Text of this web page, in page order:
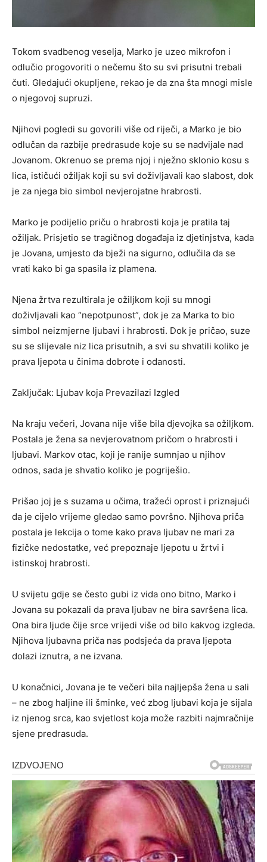
Tokom svadbenog veselja, Marko je uzeo mikrofon i
odlučio progovoriti o nečemu što su svi prisutni trebali
čuti. Gledajući okupljene, rekao je da zna šta mnogi misle
o njegovoj supruzi.
Njihovi pogledi su govorili više od riječi, a Marko je bio
odlučan da razbije predrasude koje su se nadvijale nad
Jovanom. Okrenuo se prema njoj i nježno sklonio kosu s
lica, ističući ožiljak koji su svi doživljavali kao slabost, dok
je za njega bio simbol nevjerojatne hrabrosti.
Marko je podijelio priču o hrabrosti koja je pratila taj
ožiljak. Prisjetio se tragičnog događaja iz djetinjstva, kada
je Jovana, umjesto da bježi na sigurno, odlučila da se
vrati kako bi ga spasila iz plamena.
Njena žrtva rezultirala je ožiljkom koji su mnogi
doživljavali kao “nepotpunost”, dok je za Marka to bio
simbol neizmjerne ljubavi i hrabrosti. Dok je pričao, suze
su se slijevale niz lica prisutnih, a svi su shvatili koliko je
prava ljepota u činima dobrote i odanosti.
Zaključak: Ljubav koja Prevazilazi Izgled
Na kraju večeri, Jovana nije više bila djevojka sa ožiljkom.
Postala je žena sa nevjerovatnom pričom o hrabrosti i
ljubavi. Markov otac, koji je ranije sumnjao u njihov
odnos, sada je shvatio koliko je pogriješio.
Prišao joj je s suzama u očima, tražeći oprost i priznajući
da je cijelo vrijeme gledao samo površno. Njihova priča
postala je lekcija o tome kako prava ljubav ne mari za
fizičke nedostatke, već prepoznaje ljepotu u žrtvi i
istinskoj hrabrosti.
U svijetu gdje se često gubi iz vida ono bitno, Marko i
Jovana su pokazali da prava ljubav ne bira savršena lica.
Ona bira ljude čije srce vrijedi više od bilo kakvog izgleda.
Njihova ljubavna priča nas podsjeća da prava ljepota
dolazi iznutra, a ne izvana.
U konačnici, Jovana je te večeri bila najljepša žena u sali
– ne zbog haljine ili šminke, već zbog ljubavi koja je sijala
iz njenog srca, kao svjetlost koja može razbiti najmračnije
sjene predrasuda.